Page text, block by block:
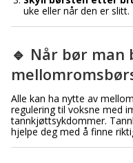
uke eller når den er slitt.
🔹 Når bør man
Alle kan ha nytte av
regulering til voksne med
tannkjøttsykdommer.
hjelpe deg med å finne